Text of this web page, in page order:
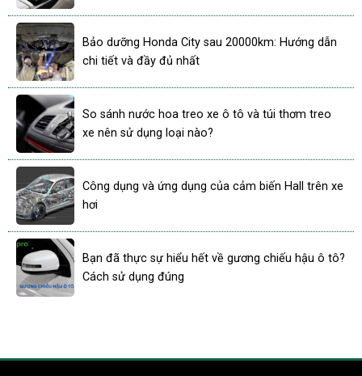
Bảo dưỡng Honda City sau 20000km: Hướng dẫn
chi tiết và đầy đủ nhất
So sánh nước hoa treo xe ô tô và túi thơm treo
xe nên sử dụng loại nào?
Công dụng và ứng dụng của cảm biến Hall trên xe
hơi
Bạn đã thực sự hiểu hết về gương chiếu hậu ô tô?
Cách sử dụng đúng